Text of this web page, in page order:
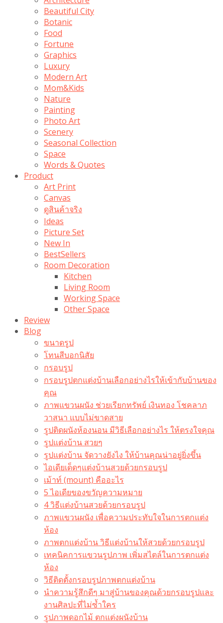
Beautiful City
Botanic
Food
Fortune
Graphics
Luxury
Modern Art
Mom&Kids
Nature
Painting
Photo Art
Scenery
Seasonal Collection
Space
Words & Quotes
Product
Art Print
Canvas
ดูสินค้าจริง
Ideas
Picture Set
New In
BestSellers
Room Decoration
Kitchen
Living Room
Working Space
Other Space
Review
Blog
ขนาดรูป
โทนสีบอกนิสัย
กรอบรูป
กรอบรูปตกแต่งบ้านเลือกอย่างไรให้เข้ากับบ้านของ
คุณ
ภาพแขวนผนัง ช่วยเรียกทรัพย์ เงินทอง โชคลาภ
วาสนา แบบไม่ขาดสาย
รูปติดผนังห้องนอน มีวิธีเลือกอย่างไร ให้ตรงใจคุณ
รูปแต่งบ้าน สวยๆ
รูปแต่งบ้าน จัดวางยังไง ให้บ้านคุณน่าอยู่ยิ่งขึ้น
ไอเดียเด็ดๆแต่งบ้านสวยด้วยกรอบรูป
เม้าท์ (mount) คืออะไร​
5 ไอเดียของขวัญความหมาย
4 วิธีแต่งบ้านสวยด้วยกรอบรูป
ภาพแขวนผนัง เพื่อความประทับใจในการตกแต่ง
ห้อง
ภาพตกแต่งบ้าน วิธีแต่งบ้านให้สวยด้วยกรอบรูป
เทคนิคการแขวนรูปภาพ เพิ่มสไตล์ในการตกแต่ง
ห้อง
วิธีติดตั้งกรอบรูปภาพตกแต่งบ้าน
นำความรู้สึกดีๆ มาสู่บ้านของคุณด้วยกรอบรูปและ
งานศิลปะที่ไม่ซ้ำใคร
รูปภาพดอกไม้ ตกแต่งผนังบ้าน